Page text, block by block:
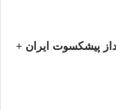
پیشکسوت ایران +